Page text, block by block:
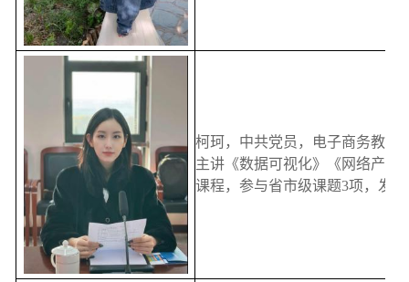
柯珂，中共党员，电子商务教研
主讲《数据可视化》《网络产品
课程，参与省市级课题3项，发